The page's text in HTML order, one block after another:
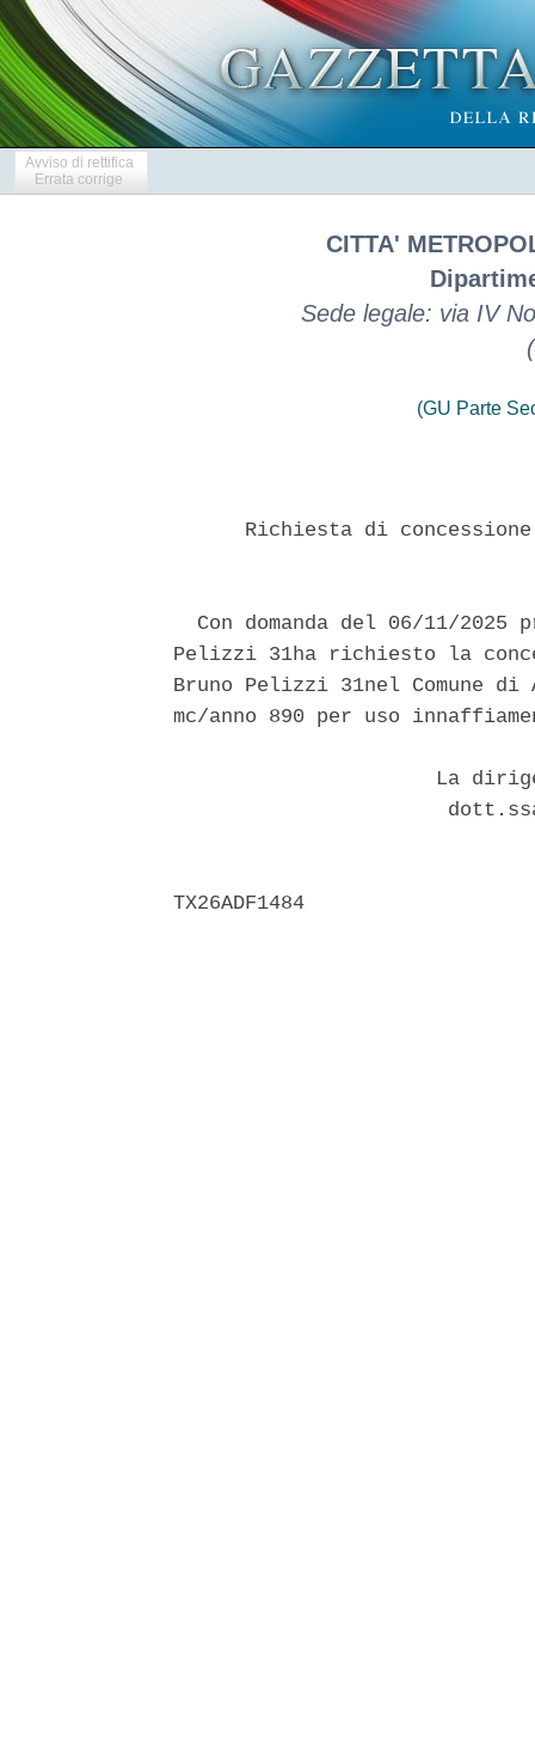
Avviso di rettifica
Errata corrige
CITTA'
Sede legale: via IV
(GU Parte
Richiesta di
Con domanda del 06/11/2025
Pelizzi 31ha richiesto la
Bruno Pelizzi 31nel
mc/anno 890 per uso
La